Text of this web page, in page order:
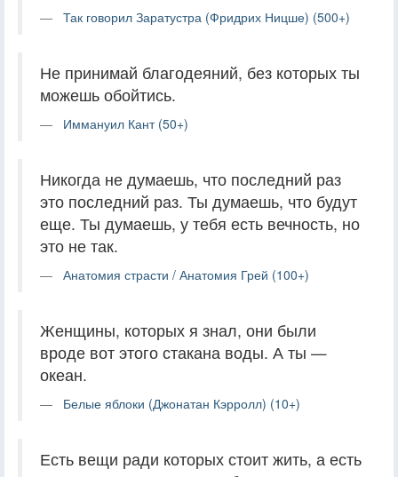
Так говорил Заратустра (Фридрих Ницше) (500+)
Не принимай благодеяний, без которых ты
можешь обойтись.
Иммануил Кант (50+)
Никогда не думаешь, что последний раз
это последний раз. Ты думаешь, что будут
еще. Ты думаешь, у тебя есть вечность, но
это не так.
Анатомия страсти / Анатомия Грей (100+)
Женщины, которых я знал, они были
вроде вот этого стакана воды. А ты —
океан.
Белые яблоки (Джонатан Кэрролл) (10+)
Есть вещи ради которых стоит жить, а есть